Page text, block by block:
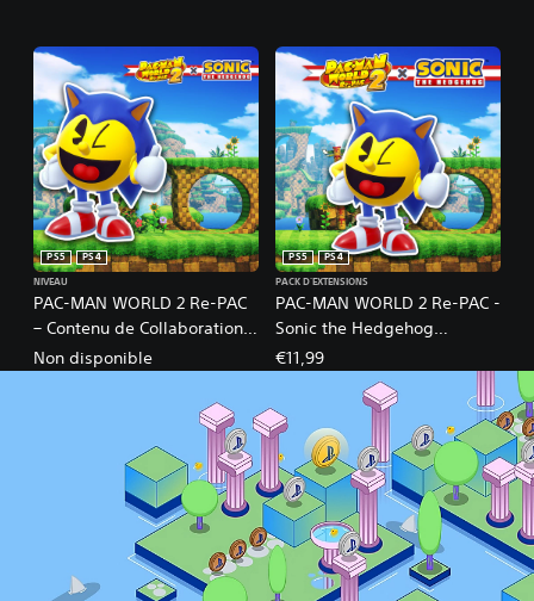
PAC-MAN WORLD 2 Re-PAC
– Contenu de Collaboration
Sonic the Hedgehog
PS5
PS4
NIVEAU
Non disponible
PAC-MAN WORLD 2 Re-PAC -
Sonic the Hedgehog
Collaboration Set
PS5
PS4
PACK D'EXTENSIONS
€11,99